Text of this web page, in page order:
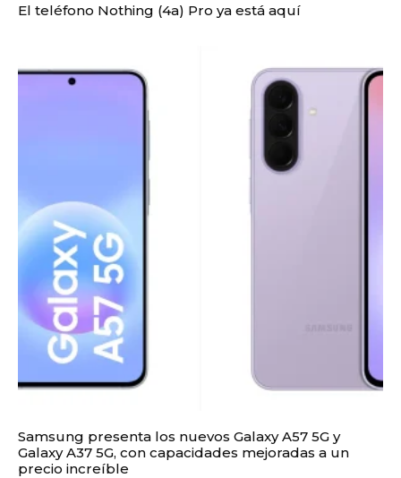
El teléfono Nothing (4a) Pro ya está aquí
Samsung presenta los nuevos Galaxy A57 5G y
Galaxy A37 5G, con capacidades mejoradas a un
precio increíble